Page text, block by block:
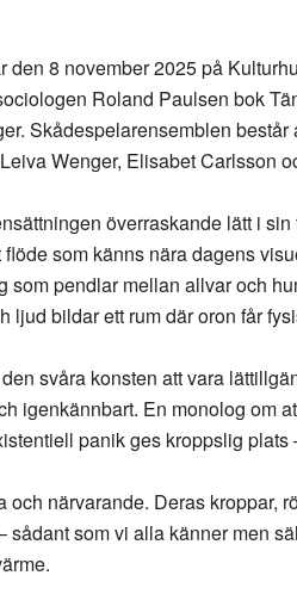
den 8 november 2025 på
Roland Paulsen bok
Skådespelarensemblen
Wenger, Elisabet Carlsson
överraskande lätt i
som känns nära dagens
som pendlar mellan allvar och
ljud bildar ett rum där oron får
svåra konsten att vara
igenkännbart. En monolog om
panik ges kroppslig
närvarande. Deras kroppar,
sådant som vi alla känner men